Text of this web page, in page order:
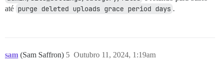
até purge deleted uploads grace period days .
sam (Sam Saffron) Outubro 11, 2024, 1:19am
5